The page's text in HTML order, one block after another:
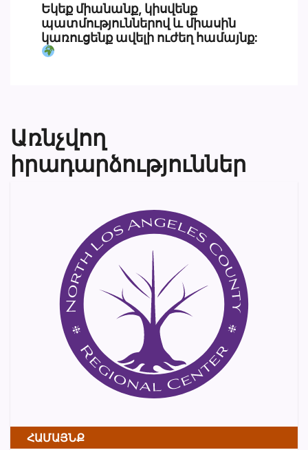
Եկեք միանանք, կիսվենք
պատմություններով և միասին
կառուցենք ավելի ուժեղ համայնք:
Առնչվող
իրադարձություններ
ՀԱՄԱՅՆՔ